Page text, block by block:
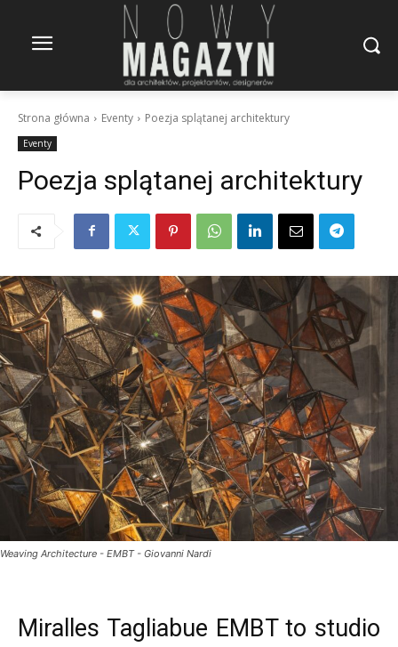
Strona główna Eventy Poezja splątanej architektury
Eventy
Poezja splątanej architektury
Weaving Architecture - EMBT - Giovanni Nardi
Miralles Tagliabue EMBT to studio